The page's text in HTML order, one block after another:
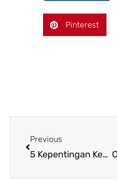
Pinterest
Previous
5 Kepentingan Kepimpinan Untuk Mencapai Kejayaan